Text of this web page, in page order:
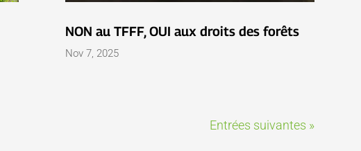
NON au TFFF, OUI aux droits des forêts
Nov 7, 2025
Entrées suivantes »